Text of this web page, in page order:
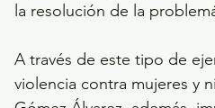
la resolución de la
A través de este tipo de
violencia contra mujeres y